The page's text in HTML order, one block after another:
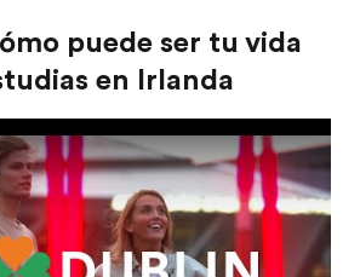
puede ser tu vida
en Irlanda